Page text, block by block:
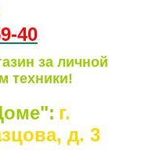
40
за личной
техники!
г.
д. 3